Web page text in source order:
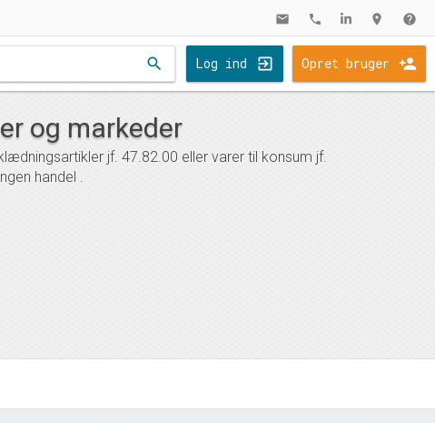
mail phone location_on help
search Log ind Opret bruger
og markeder
jf. 47.82.00 eller varer til konsum jf.
handel .